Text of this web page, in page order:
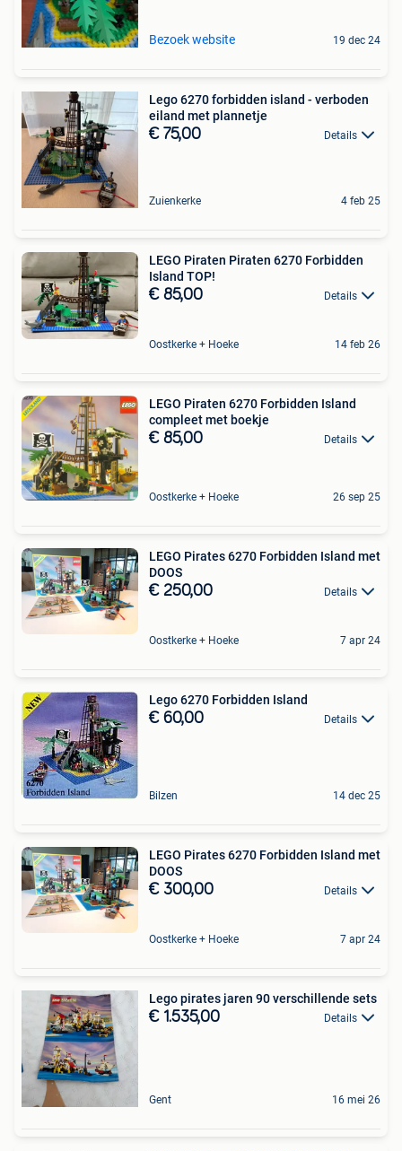
Bezoek website 19 dec 24
Lego 6270 forbidden island - verboden
eiland met plannetje
€ 75,00 Details
Zuienkerke 4 feb 25
LEGO Piraten Piraten 6270 Forbidden
Island TOP!
€ 85,00 Details
Oostkerke + Hoeke 14 feb 26
LEGO Piraten 6270 Forbidden Island
compleet met boekje
€ 85,00 Details
Oostkerke + Hoeke 26 sep 25
LEGO Pirates 6270 Forbidden Island met
DOOS
€ 250,00 Details
Oostkerke + Hoeke 7 apr 24
Lego 6270 Forbidden Island
€ 60,00 Details
Bilzen 14 dec 25
LEGO Pirates 6270 Forbidden Island met
DOOS
€ 300,00 Details
Oostkerke + Hoeke 7 apr 24
Lego pirates jaren 90 verschillende sets
€ 1.535,00 Details
Gent 16 mei 26